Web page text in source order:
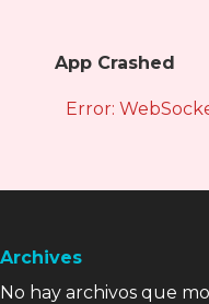
App Crashed
Error:
Archives
No hay archivos que